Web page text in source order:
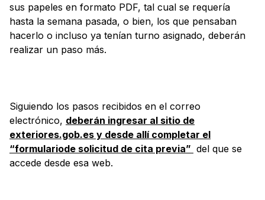
sus papeles en formato PDF, tal cual se requería
hasta la semana pasada, o bien, los que pensaban
hacerlo o incluso ya tenían turno asignado, deberán
realizar un paso más.
Siguiendo los pasos recibidos en el correo
electrónico, deberán ingresar al sitio de
exteriores.gob.es y desde allí completar el
“formulariode solicitud de cita previa” del que se
accede desde esa web.